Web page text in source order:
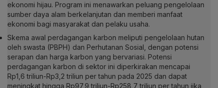
ekonomi hijau. Program ini menawarkan peluang pengelolaan
sumber daya alam berkelanjutan dan memberi manfaat
ekonomi bagi masyarakat dan pelaku usaha.
Skema awal perdagangan karbon meliputi pengelolaan hutan
oleh swasta (PBPH) dan Perhutanan Sosial, dengan potensi
serapan dan harga karbon yang bervariasi. Potensi
perdagangan karbon di sektor ini diperkirakan mencapai
Rp1,6 triliun-Rp3,2 triliun per tahun pada 2025 dan dapat
meningkat hingga Rp97,9 triliun-Rp258,7 triliun per tahun jika